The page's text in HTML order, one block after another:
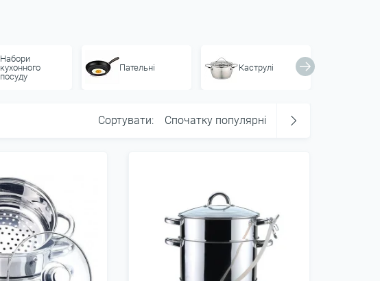
Набори
кухонного
посуду
Пательні Каструлі
Сортувати: Спочатку популярні